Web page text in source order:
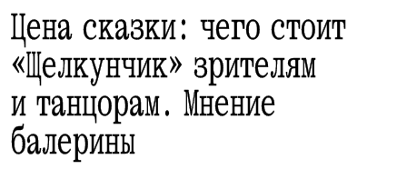
Цена сказки: чего стоит
«Щелкунчик» зрителям
и танцорам. Мнение
балерины